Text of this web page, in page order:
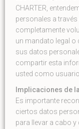
CHARTER,
personales a
completamente
un mandato legal o
sus datos
compartir esta
usted como
Implicaciones de
Es importante
ciertos datos
para llevar a cabo